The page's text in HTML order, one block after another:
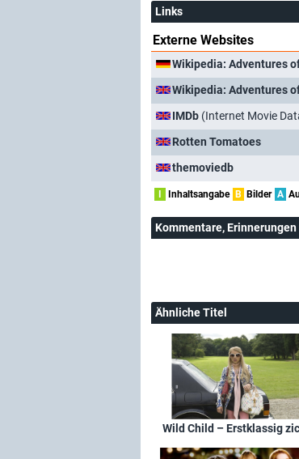
Links
Externe Websites
Wikipedia: Adventures
Wikipedia: Adventures
IMDb (Internet Movie
Rotten Tomatoes
themoviedb
I Inhaltsangabe B Bilder A
Kommentare,
Ähnliche Titel
Wild Child – Erstklassig